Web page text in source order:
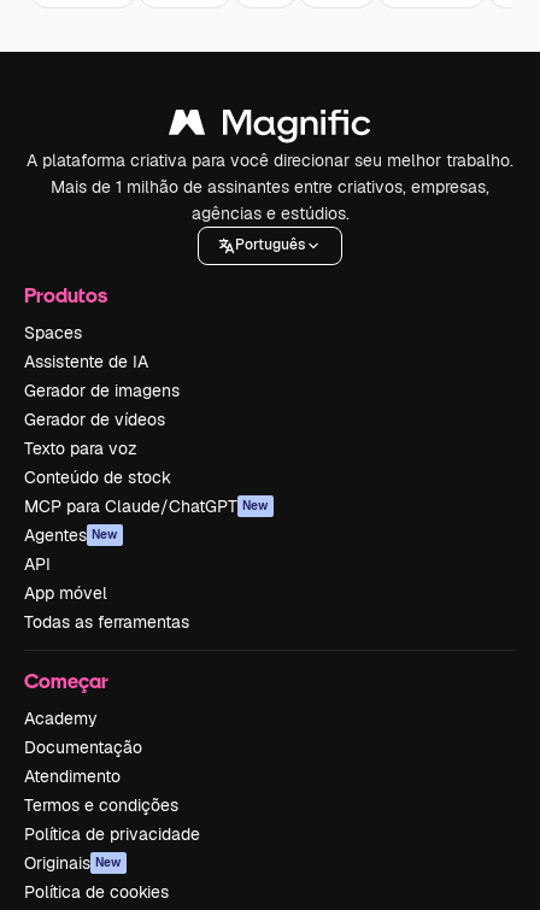
A plataforma criativa para você direcionar seu melhor trabalho.
Mais de 1 milhão de assinantes entre criativos, empresas,
agências e estúdios.
Português
Produtos
Spaces
Assistente de IA
Gerador de imagens
Gerador de vídeos
Texto para voz
Conteúdo de stock
MCP para Claude/ChatGPT New
Agentes New
API
App móvel
Todas as ferramentas
Começar
Academy
Documentação
Atendimento
Termos e condições
Política de privacidade
Originais New
Política de cookies